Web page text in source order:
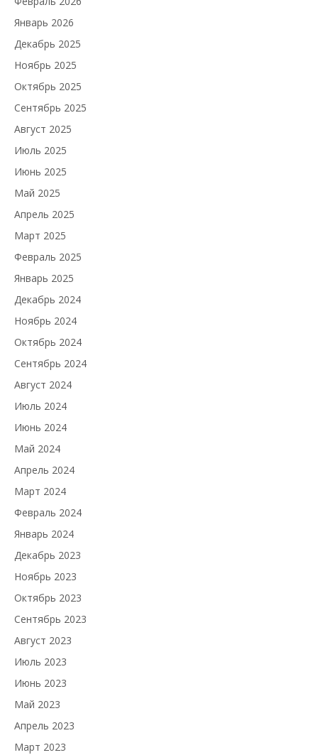
Январь 2026
Декабрь 2025
Ноябрь 2025
Октябрь 2025
Сентябрь 2025
Август 2025
Июль 2025
Июнь 2025
Май 2025
Апрель 2025
Март 2025
Февраль 2025
Январь 2025
Декабрь 2024
Ноябрь 2024
Октябрь 2024
Сентябрь 2024
Август 2024
Июль 2024
Июнь 2024
Май 2024
Апрель 2024
Март 2024
Февраль 2024
Январь 2024
Декабрь 2023
Ноябрь 2023
Октябрь 2023
Сентябрь 2023
Август 2023
Июль 2023
Июнь 2023
Май 2023
Апрель 2023
Март 2023